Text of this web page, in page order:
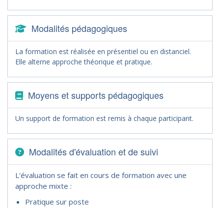
Modalités pédagogiques
La formation est réalisée en présentiel ou en distanciel.
Elle alterne approche théorique et pratique.
Moyens et supports pédagogiques
Un support de formation est remis à chaque participant.
Modalités d'évaluation et de suivi
L'évaluation se fait en cours de formation avec une
approche mixte :
Pratique sur poste